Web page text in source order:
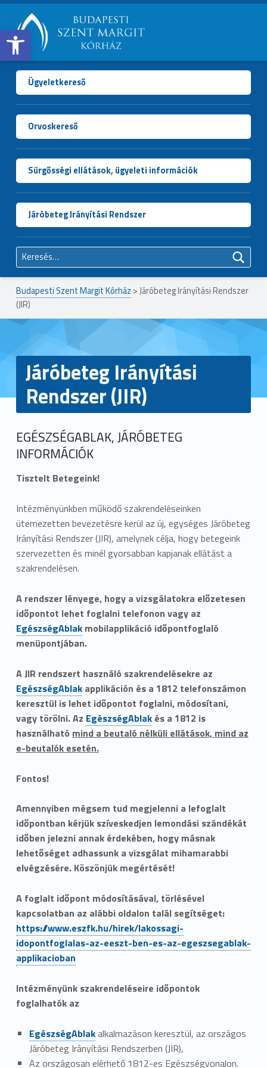
Open toolbar
BUDAPESTI
SZENT
MARGIT
KÓRHÁZ
Ügyeletkereső
Orvoskereső
Sürgősségi ellátások, ügyeleti információk
Járóbeteg Irányítási Rendszer
Keresés:
Budapesti Szent Margit Kórház >Járóbeteg Irányítási Rendszer
(JIR)
Járóbeteg Irányítási
Rendszer (JIR)
EGÉSZSÉGABLAK, JÁRÓBETEG
INFORMÁCIÓK
Tisztelt Betegeink!
Intézményünkben működő szakrendeléseinken
ütemezetten bevezetésre kerül az új, egységes Járóbeteg
Irányítási Rendszer (JIR), amelynek célja, hogy betegeink
szervezetten és minél gyorsabban kapjanak ellátást a
szakrendelésen.
A rendszer lényege, hogy a vizsgálatokra előzetesen
időpontot lehet foglalni telefonon vagy az
EgészségAblakmobilapplikáció időpontfoglaló
menüpontjában.
A JIR rendszert használó szakrendelésekre az
EgészségAblakapplikáción és a 1812 telefonszámon
keresztül is lehet időpontot foglalni, módosítani,
vagy törölni. Az EgészségAblakés a 1812 is
használható mind a beutaló nélküli ellátások, mind az
e-beutalók esetén.
Fontos!
Amennyiben mégsem tud megjelenni a lefoglalt
időpontban kérjük szíveskedjen lemondási szándékát
időben jelezni annak érdekében, hogy másnak
lehetőséget adhassunk a vizsgálat mihamarabbi
elvégzésére. Köszönjük megértését!
A foglalt időpont módosításával, törlésével
kapcsolatban az alábbi oldalon talál segítséget:
https://www.eszfk.hu/hirek/lakossagi-
idopontfoglalas-az-eeszt-ben-es-az-egeszsegablak-
applikacioban
Intézményünk szakrendeléseire időpontok
foglalhatók az
EgészségAblakalkalmazáson keresztül, az országos
Járóbeteg Irányítási Rendszerben (JIR),
Az országosan elérhető 1812-es Egészségvonalon.